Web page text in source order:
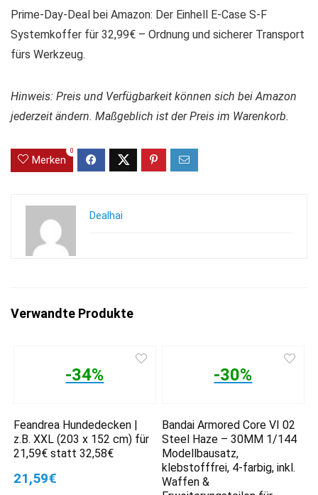
Prime-Day-Deal bei Amazon: Der Einhell E-Case S-F
Systemkoffer für 32,99€ – Ordnung und sicherer Transport
fürs Werkzeug.
Hinweis: Preis und Verfügbarkeit können sich bei Amazon
jederzeit ändern. Maßgeblich ist der Preis im Warenkorb.
Merken
0
Dealhai
Verwandte Produkte
-34%
Feandrea Hundedecken |
z.B. XXL (203 x 152 cm) für
21,59€ statt 32,58€
21,59€
-30%
Bandai Armored Core VI 02
Steel Haze – 30MM 1/144
Modellbausatz,
klebstofffrei, 4-farbig, inkl.
Waffen &